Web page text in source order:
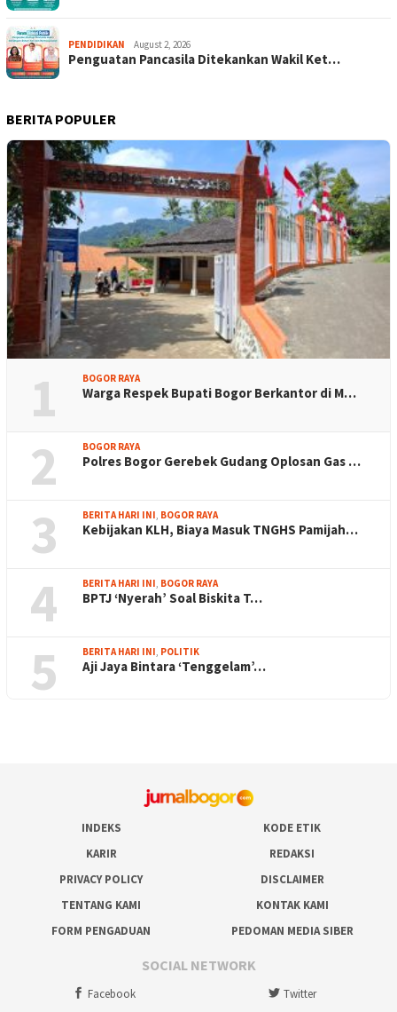
PENDIDIKAN August 2, 2026
Penguatan Pancasila Ditekankan Wakil Ket…
BERITA POPULER
1 BOGOR RAYA
Warga Respek Bupati Bogor Berkantor di M…
2 BOGOR RAYA
Polres Bogor Gerebek Gudang Oplosan Gas …
3 BERITA HARI INI BOGOR RAYA
Kebijakan KLH, Biaya Masuk TNGHS Pamijah…
4 BERITA HARI INI BOGOR RAYA
BPTJ ‘Nyerah’ Soal Biskita T…
5 BERITA HARI INI POLITIK
Aji Jaya Bintara ‘Tenggelam’…
INDEKS
KODE ETIK
KARIR
REDAKSI
PRIVACY POLICY
DISCLAIMER
TENTANG KAMI
KONTAK KAMI
FORM PENGADUAN
PEDOMAN MEDIA SIBER
SOCIAL NETWORK
Facebook Twitter